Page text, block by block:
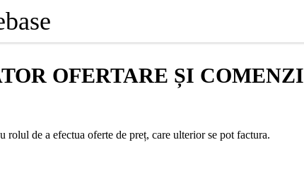
OFERTARE ȘI COMENZI
rolul de a efectua oferte de preț, care ulterior se pot factura.